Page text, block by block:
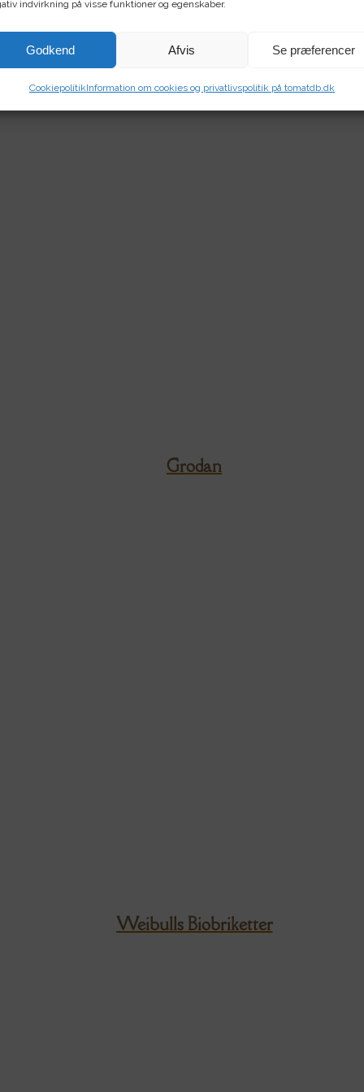
indvirkning på visse funktioner og egenskaber.
Godkend Afvis Se præferencer
CookiepolitikInformation om cookies og privatlivspolitik på tomatdb.dk
Grodan
Weibulls Biobriketter